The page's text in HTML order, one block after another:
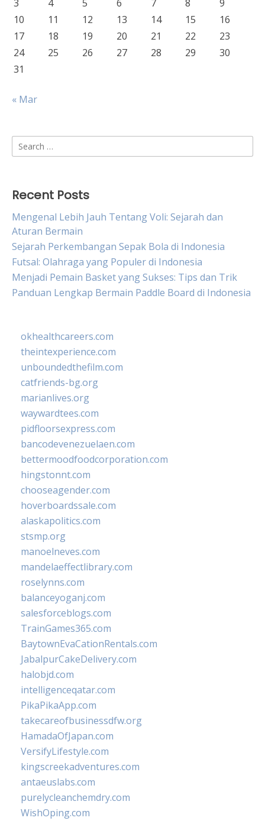
3 4 5 6 7 8
9
10
11 12 13 14 15
16
17
18 19 20 21 22
23
24
25 26 27 28 29
30
31
« Mar
Search
for:
Recent Posts
Mengenal Lebih Jauh Tentang Voli: Sejarah dan
Aturan Bermain
Sejarah Perkembangan Sepak Bola di Indonesia
Futsal: Olahraga yang Populer di Indonesia
Menjadi Pemain Basket yang Sukses: Tips dan Trik
Panduan Lengkap Bermain Paddle Board di Indonesia
okhealthcareers.com
theintexperience.com
unboundedthefilm.com
catfriends-bg.org
marianlives.org
waywardtees.com
pidfloorsexpress.com
bancodevenezuelaen.com
bettermoodfoodcorporation.com
hingstonnt.com
chooseagender.com
hoverboardssale.com
alaskapolitics.com
stsmp.org
manoelneves.com
mandelaeffectlibrary.com
roselynns.com
balanceyoganj.com
salesforceblogs.com
TrainGames365.com
BaytownEvaCationRentals.com
JabalpurCakeDelivery.com
halobjd.com
intelligenceqatar.com
PikaPikaApp.com
takecareofbusinessdfw.org
HamadaOfJapan.com
VersifyLifestyle.com
kingscreekadventures.com
antaeuslabs.com
purelycleanchemdry.com
WishOping.com